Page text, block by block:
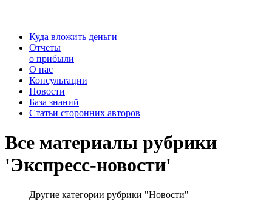
Куда вложить деньги
Отчеты
о прибыли
О нас
Консультации
Новости
База знаний
Статьи сторонних авторов
Все материалы рубрики
'Экспресс-новости'
Другие категории рубрики "Новости"